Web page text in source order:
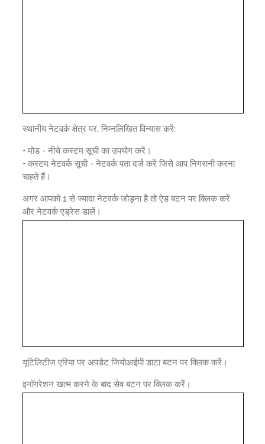
स्थानीय नेटवर्क क्षेत्र पर, निम्नलिखित विन्यास करें:
• मोड - नीचे कस्टम सूची का उपयोग करें।
• कस्टम नेटवर्क सूची - नेटवर्क पता दर्ज करें जिसे आप निगरानी करना
चाहते हैं।
अगर आपको 1 से ज्यादा नेटवर्क जोड़ना है तो ऐड बटन पर क्लिक करें
और नेटवर्क एड्रेस डालें।
यूटिलिटीज एरिया पर अपडेट जियोआईपी डाटा बटन पर क्लिक करें।
इनॉगरेशन खत्म करने के बाद सेव बटन पर क्लिक करें।